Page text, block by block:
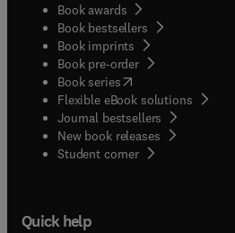
Book awards
Book bestsellers
Book imprints
Book pre-order
Book series(opens in new tab/
Flexible eBook solutions
Journal bestsellers
New book releases
Student corner( opens in new
Quick help